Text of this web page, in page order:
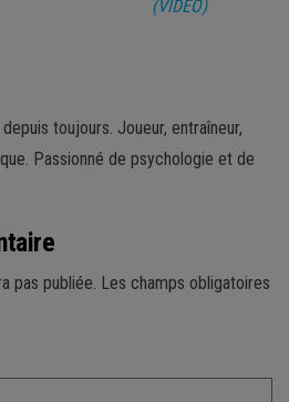
(VIDÉO)
toujours. Joueur, entraîneur,
Passionné de psychologie et de
pas publiée. Les champs obligatoires